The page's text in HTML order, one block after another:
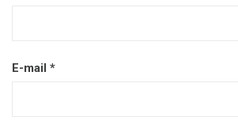
E-mail *